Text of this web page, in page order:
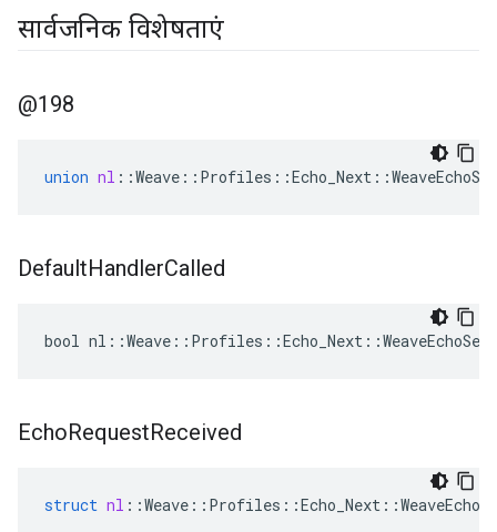
सार्वजनिक विशेषताएं
@198
union nl ::Weave :: Profiles ::Echo_Next ::
DefaultHandlerCalled
bool
EchoRequestReceived
struct nl ::Weave :: Profiles ::Echo_Next ::